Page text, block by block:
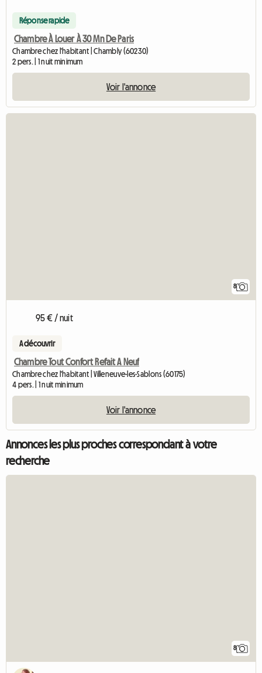
Réponse rapide
Chambre À Louer À 30 Mn De Paris
Chambre chez l'habitant | Chambly (60230)
2 pers. | 1 nuit minimum
Voir l'annonce
8
95 € / nuit
A découvrir
Chambre Tout Confort Refait A Neuf
Chambre chez l'habitant | Villeneuve-les-Sablons (60175)
4 pers. | 1 nuit minimum
Voir l'annonce
Annonces les plus proches correspondant à votre
recherche
8